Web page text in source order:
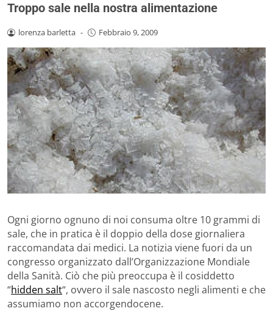
Troppo sale nella nostra alimentazione
lorenza barletta - Febbraio 9, 2009
Ogni giorno ognuno di noi consuma oltre 10 grammi di
sale, che in pratica è il doppio della dose giornaliera
raccomandata dai medici. La notizia viene fuori da un
congresso organizzato dall’Organizzazione Mondiale
della Sanità. Ciò che più preoccupa è il cosiddetto
“hidden salt“, ovvero il sale nascosto negli alimenti e che
assumiamo non accorgendocene.